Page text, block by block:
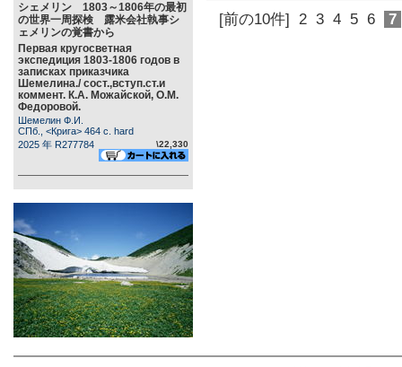
シェメリン 1803～1806年の最初
の世界一周探検 露米会社執事シ
ェメリンの覚書から
Первая кругосветная
экспедиция 1803-1806 годов в
записках приказчика
Шемелина./ сост.,вступ.ст.и
коммент. К.А. Можайской, О.М.
Федоровой.
Шемелин Ф.И.
СПб., <Крига> 464 c. hard
2025 年 R277784
\22,330
[前の10件] 2 3 4 5 6 7